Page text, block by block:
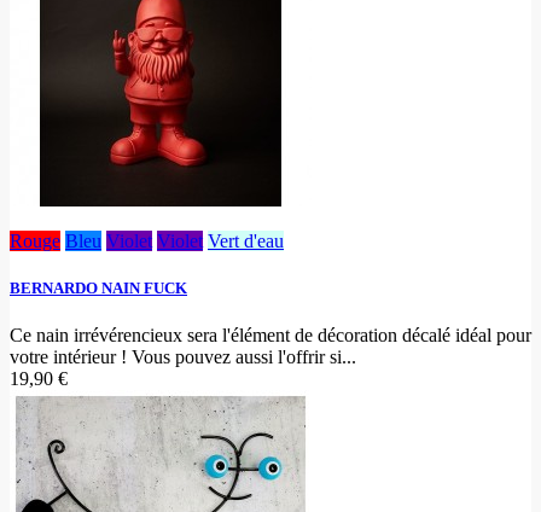
Rouge Bleu Violet Violet Vert d'eau
BERNARDO NAIN FUCK
Ce nain irrévérencieux sera l'élément de décoration décalé idéal pour
votre intérieur ! Vous pouvez aussi l'offrir si...
19,90 €